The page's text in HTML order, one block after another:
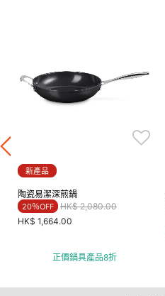
新產品
陶瓷易潔深煎鍋
20％OFF Price reduced from
HK$ 2,080.00to
HK$ 1,664.00
正價鍋具產品8折